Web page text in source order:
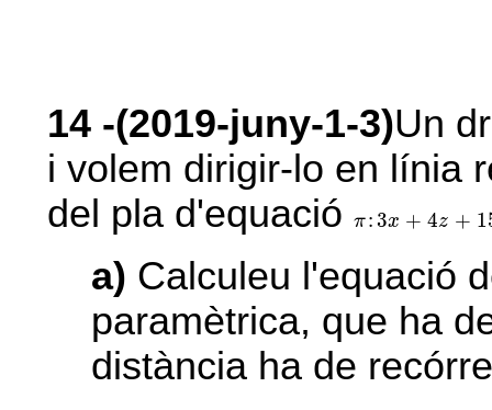
14 -(2019-juny-1-3)Un
i volem dirigir-lo en línia
del pla d'equació
π:3x + 4z +
π: 3x+ 4 z+15 =0
a) Calculeu l'equació
paramètrica, que ha
distància ha de